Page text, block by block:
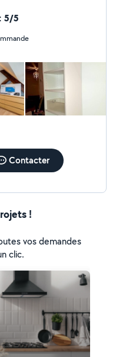
d'ou , des avis
profil ,ca me va !!!
de l'experience, le
5/5
Contacter
!
vos demandes
clic.